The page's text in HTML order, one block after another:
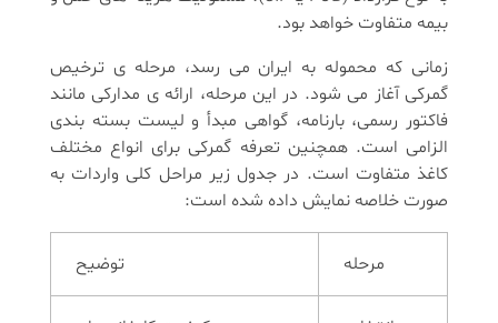
بیمه متفاوت خواهد بود.
زمانی که محموله به ایران می رسد، مرحله ی ترخیص
گمرکی آغاز می شود. در این مرحله، ارائه ی مدارکی مانند
فاکتور رسمی، بارنامه، گواهی مبدأ و لیست بسته بندی
الزامی است. همچنین تعرفه گمرکی برای انواع مختلف
کاغذ متفاوت است. در جدول زیر مراحل کلی واردات به
صورت خلاصه نمایش داده شده است:
مرحله توضیح